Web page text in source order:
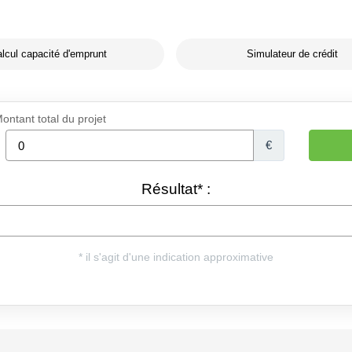
capacité d'emprunt Simulateur de crédit